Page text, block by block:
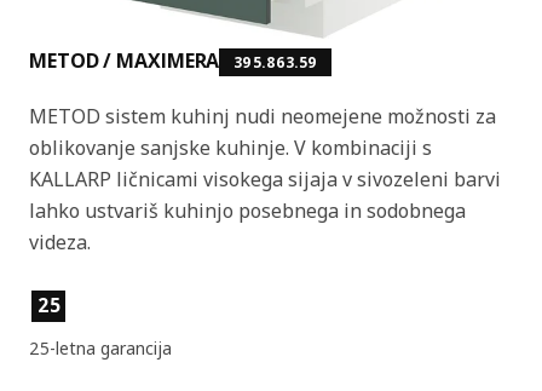
METOD / MAXIMERA 395.863.59
METOD sistem kuhinj nudi neomejene možnosti za
oblikovanje sanjske kuhinje. V kombinaciji s
KALLARP ličnicami visokega sijaja v sivozeleni barvi
lahko ustvariš kuhinjo posebnega in sodobnega
videza.
Lastnosti izdelka
25
25-letna garancija